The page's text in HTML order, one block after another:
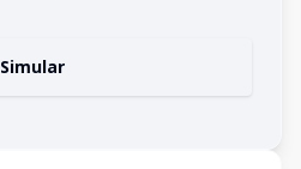
Simular